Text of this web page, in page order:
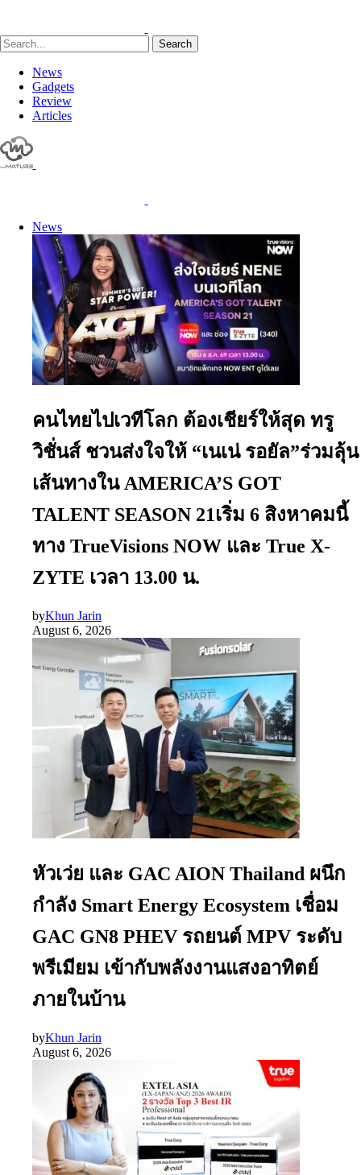
Search
News
Gadgets
Review
Articles
News
คนไทยไปเวทีโลก ต้องเชียร์ให้สุด ทรู
วิชั่นส์ ชวนส่งใจให้ “เนเน่ รอยัล”ร่วมลุ้น
เส้นทางใน AMERICA’S GOT
TALENT SEASON 21เริ่ม 6 สิงหาคมนี้
ทาง TrueVisions NOW และ True X-
ZYTE เวลา 13.00 น.
byKhun Jarin
August 6, 2026
หัวเว่ย และ GAC AION Thailand ผนึก
กำลัง Smart Energy Ecosystem เชื่อม
GAC GN8 PHEV รถยนต์ MPV ระดับ
พรีเมียม เข้ากับพลังงานแสงอาทิตย์
ภายในบ้าน
byKhun Jarin
August 6, 2026